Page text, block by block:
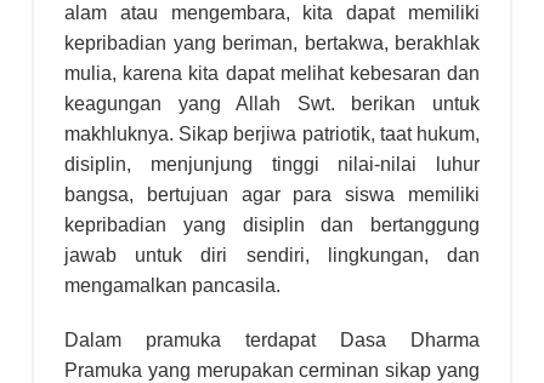
alam atau mengembara, kita dapat memiliki
kepribadian yang beriman, bertakwa, berakhlak
mulia, karena kita dapat melihat kebesaran dan
keagungan yang Allah Swt. berikan untuk
makhluknya. Sikap berjiwa patriotik, taat hukum,
disiplin, menjunjung tinggi nilai-nilai luhur
bangsa, bertujuan agar para siswa memiliki
kepribadian yang disiplin dan bertanggung
jawab untuk diri sendiri, lingkungan, dan
mengamalkan pancasila.
Dalam pramuka terdapat Dasa Dharma
Pramuka yang merupakan cerminan sikap yang